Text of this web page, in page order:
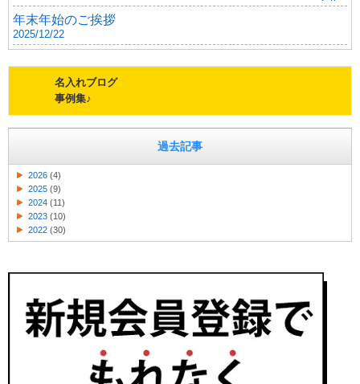
年末年始のご挨拶
2025/12/22
名入れブログ
事例集♪
過去記事
2026 (4)
2025 (9)
2024 (11)
2023 (10)
2022 (30)